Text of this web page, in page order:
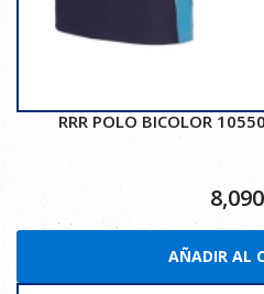
RRR POLO BICOLOR
8,090
AÑADIR AL